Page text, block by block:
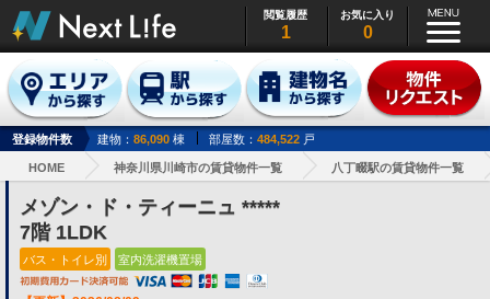
閲覧履歴
1
お気に入り
0
登録物件数 建物： 86,090 棟 部屋数： 484,522 戸
HOME 神奈川県川崎市の賃貸物件一覧 八丁畷駅の賃貸物件一覧
メゾン・ド・ティーニュ *****
7階 1LDK
バス・トイレ別 室内洗濯機置場